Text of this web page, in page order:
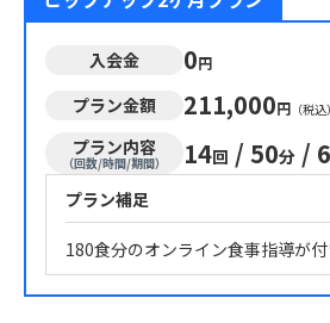
入会金 0円
プラン金額 211,000円 （税込）
プラン内容
（回数/時間/期間） 14回 / 50分 /
プラン補足
180食分のオンライン食事指導が付